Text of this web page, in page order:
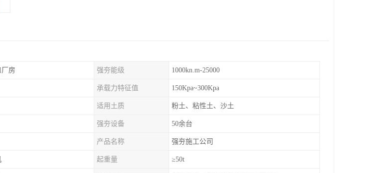
房 强夯能级 1000kn.m-25000
承载力特征值 150Kpa~300Kpa
适用土质 粉土、粘性土、沙土
强夯设备 50余台
产品名称 强夯施工公司
起重量 ≥50t